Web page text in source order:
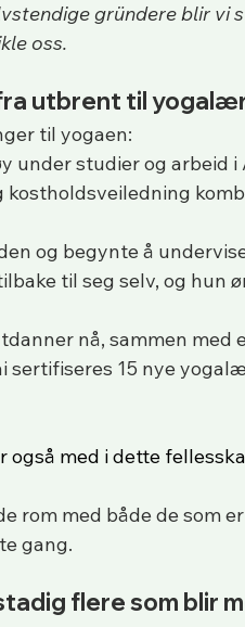
gründere blir vi
oss.
fra utbrent til
til yogaen:
under studier og arbeid
kostholdsveiledning
og begynte å
til seg selv, og hun
nå, sammen med
15 nye
også med i dette
rom med både de som
gang.
flere som blir